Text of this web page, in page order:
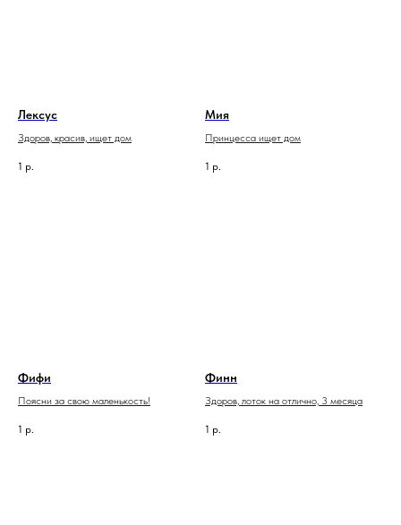
Лексус
Здоров, красив, ищет дом
1 р.
Мия
Принцесса ищет дом
1 р.
Фифи
Поясни за свою маленькость!
1 р.
Финн
Здоров, лоток на отлично, 3 месяца
1 р.